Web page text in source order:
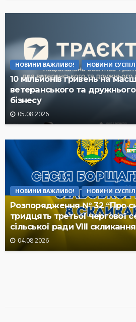
НОВИНИ ВАЖЛИВО! НОВИНИ
10 мільйонів гривень на
ветеранського та
бізнесу
05.08.2026
НОВИНИ ВАЖЛИВО! НОВИНИ
Розпорядження № 32 “Про
тридцять третьої чергової
сільської ради VIII
04.08.2026